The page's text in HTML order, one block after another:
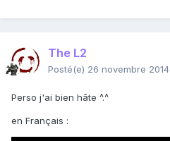
The L2
Posté(e) 26 novembre 2014
Perso j'ai bien hâte ^.^
en Français :